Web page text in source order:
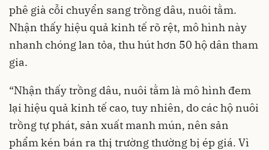
phê già cỗi chuyển sang trồng dâu, nuôi tằm.
Nhận thấy hiệu quả kinh tế rõ rệt, mô hình này
nhanh chóng lan tỏa, thu hút hơn 50 hộ dân tham
gia.
“Nhận thấy trồng dâu, nuôi tằm là mô hình đem
lại hiệu quả kinh tế cao, tuy nhiên, do các hộ nuôi
trồng tự phát, sản xuất manh mún, nên sản
phẩm kén bán ra thị trường thường bị ép giá. Vì